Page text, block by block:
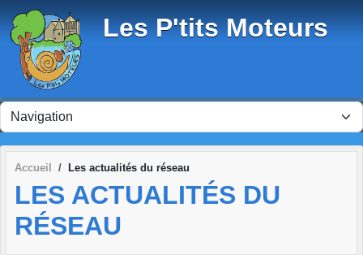
Les P'tits Moteurs
Accueil Les actualités du réseau
LES ACTUALITÉS DU
RÉSEAU
Panneau de gestion des cookies